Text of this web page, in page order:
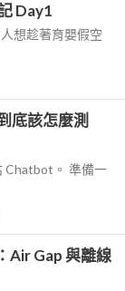
Day1
想趁著育嬰假空
底該怎麼測
Chatbot。 準備一
Air Gap 與離線